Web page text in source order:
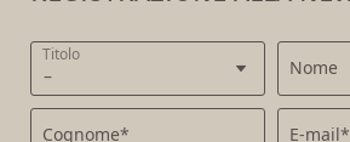
Titolo
Nome
Cognome* E-mail*